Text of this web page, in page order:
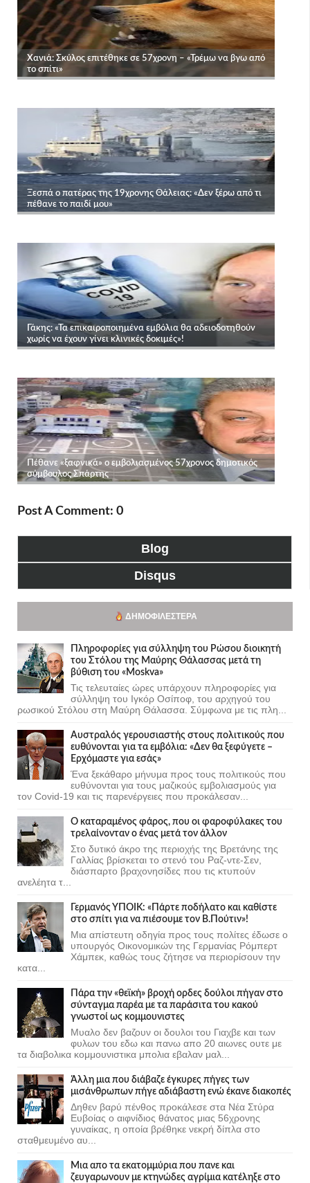
Post A Comment: 0
Blog
Disqus
ΔΗΜΟΦΙΛΈΣΤΕΡΑ
Πληροφορίες για σύλληψη του Ρώσου διοικητή
του Στόλου της Mαύρης Θάλασσας μετά τη
βύθιση του «Moskva»
Τις τελευταίες ώρες υπάρχουν πληροφορίες για
σύλληψη του Ιγκόρ Οσίποφ, του αρχηγού του
ρωσικού Στόλου στη Μαύρη Θάλασσα. Σύμφωνα με τις πλη...
Αυστραλός γερουσιαστής στους πολιτικούς που
ευθύνονται για τα εμβόλια: «Δεν θα ξεφύγετε –
Ερχόμαστε για εσάς»
Ένα ξεκάθαρο μήνυμα προς τους πολιτικούς που
ευθύνονται για τους μαζικούς εμβολιασμούς για
τον Covid-19 και τις παρενέργειες που προκάλεσαν...
Ο καταραμένος φάρος, που οι φαροφύλακες του
τρελαίνονταν ο ένας μετά τον άλλον
Στο δυτικό άκρο της περιοχής της Βρετάνης της
Γαλλίας βρίσκεται το στενό του Ραζ-ντε-Σεν,
διάσπαρτο βραχονησίδες που τις κτυπούν
ανελέητα τ...
Γερμανός ΥΠΟΙΚ: «Πάρτε ποδήλατο και καθίστε
στο σπίτι για να πιέσουμε τον Β.Πούτιν»!
Μια απίστευτη οδηγία προς τους πολίτες έδωσε ο
υπουργός Οικονομικών της Γερμανίας Ρόμπερτ
Χάμπεκ, καθώς τους ζήτησε να περιορίσουν την
κατα...
Πάρα την «θεϊκή» βροχή ορδες δούλοι πήγαν στο
σύνταγμα παρέα με τα παράσιτα του κακού
γνωστοί ως κομμουνιστες
Μυαλο δεν βαζουν οι δουλοι του Γιαχβε και των
φυλων του εδω και πανω απο 20 αιωνες ουτε με
τα διαβολικα κομμουνιστικα μπολια εβαλαν μαλ...
Άλλη μια που διάβαζε έγκυρες πήγες των
μισάνθρωπων πήγε αδιάβαστη ενώ έκανε διακοπές
Δηθεν βαρύ πένθος προκάλεσε στα Νέα Στύρα
Ευβοίας ο αιφνίδιος θάνατος μιας 56χρονης
γυναίκας, η οποία βρέθηκε νεκρή δίπλα στο
σταθμευμένο αυ...
Μια απο τα εκατομμύρια που πανε και
ζευγαρωνουν με κτηνώδες αγρίμια κατέληξε στο